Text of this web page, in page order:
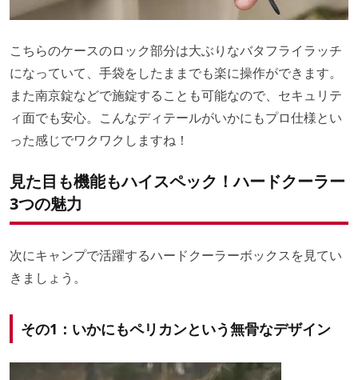
こちらのケースのロック部分は大ぶりなバタフライラッチ
になっていて、手袋をしたままでも楽に操作ができます。
また南京錠などで施錠することも可能なので、セキュリテ
ィ面でも安心。こんなディテールがいかにもプロ仕様とい
った感じでワクワクしますね！
見た目も機能もハイスペック！ハードクーラー
3つの魅力
次にキャンプで活躍するハードクーラーボックスを見てい
きましょう。
その1：いかにもペリカンという無骨なデザイン